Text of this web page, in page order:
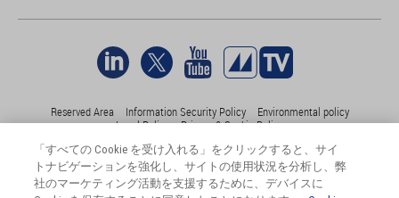
Reserved Area Information Security Policy
Environmental policy
Legal Policy
Privacy & Cookie Policy
©Medacta International 2017-2026. 無断複写・転載を禁じます。.
「すべての Cookie を受け入れる」をクリックすると、サイ
トナビゲーションを強化し、サイトの使用状況を分析し、弊
社のマーケティング活動を支援するために、デバイスに